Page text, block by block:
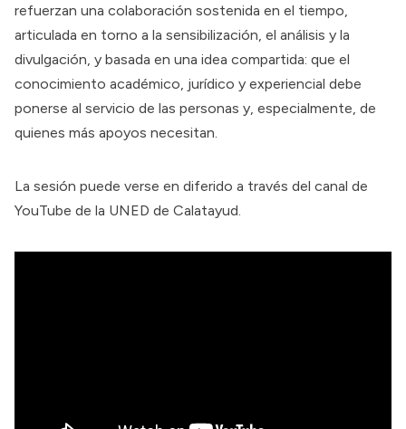
refuerzan una colaboración sostenida en el tiempo,
articulada en torno a la sensibilización, el análisis y la
divulgación, y basada en una idea compartida: que el
conocimiento académico, jurídico y experiencial debe
ponerse al servicio de las personas y, especialmente, de
quienes más apoyos necesitan.
La sesión puede verse en diferido a través del canal de
YouTube de la UNED de Calatayud.